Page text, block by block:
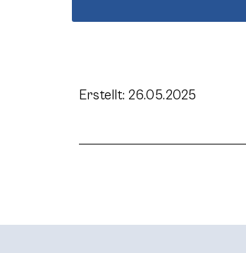
Erstellt: 26.05.2025